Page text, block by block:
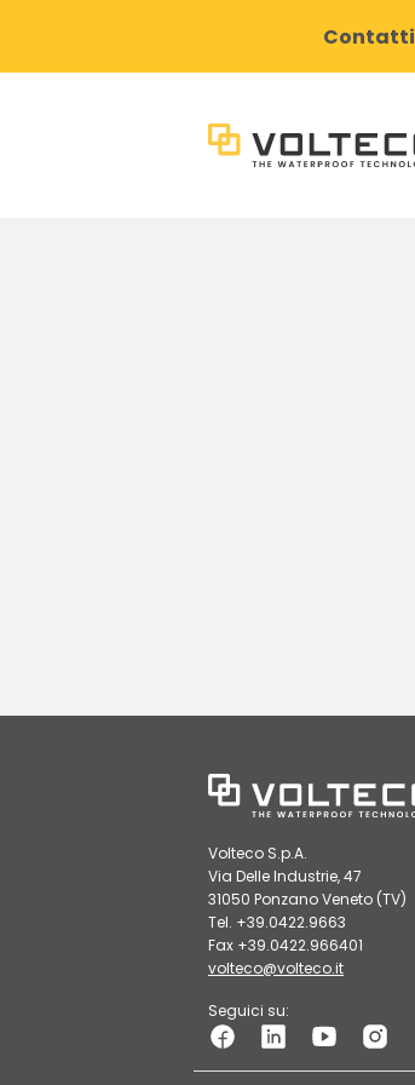
Contatti
Volteco S.p.A.
Via Delle Industrie, 47
31050 Ponzano Veneto (TV)
Tel. +39.0422.9663
Fax +39.0422.966401
volteco@volteco.it
Seguici su: